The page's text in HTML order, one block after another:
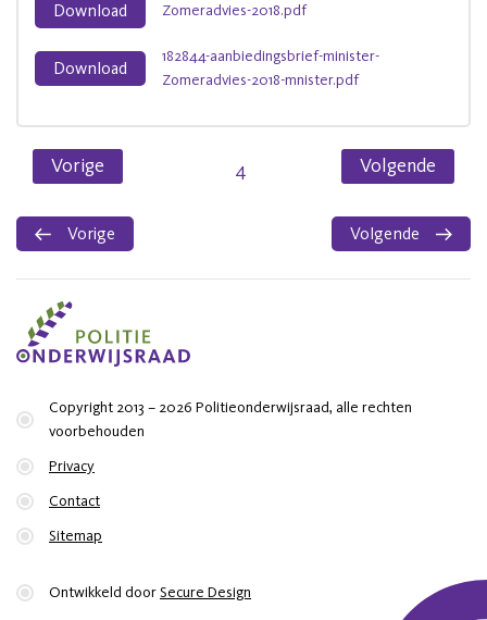
Zomeradvies-2018.pdf
Download
182844-aanbiedingsbrief-minister-
Zomeradvies-2018-mnister.pdf
Download
Vorige 4 Volgende
Vorige Volgende
Copyright 2013 – 2026 Politieonderwijsraad, alle rechten
voorbehouden
Privacy
Contact
Sitemap
Ontwikkeld doorSecure Design